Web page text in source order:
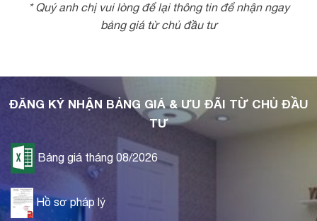
* Quý anh chị vui lòng để lại thông tin để nhận ngay
bảng giá từ chủ đầu tư
ĐĂNG KÝ NHẬN BẢNG GIÁ & ƯU ĐÃI TỪ CHỦ ĐẦU
TƯ
Bảng giá tháng 08/2026
Hồ sơ pháp lý